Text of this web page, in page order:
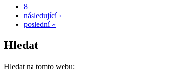
8
následující ›
poslední »
Hledat
Hledat na tomto webu: